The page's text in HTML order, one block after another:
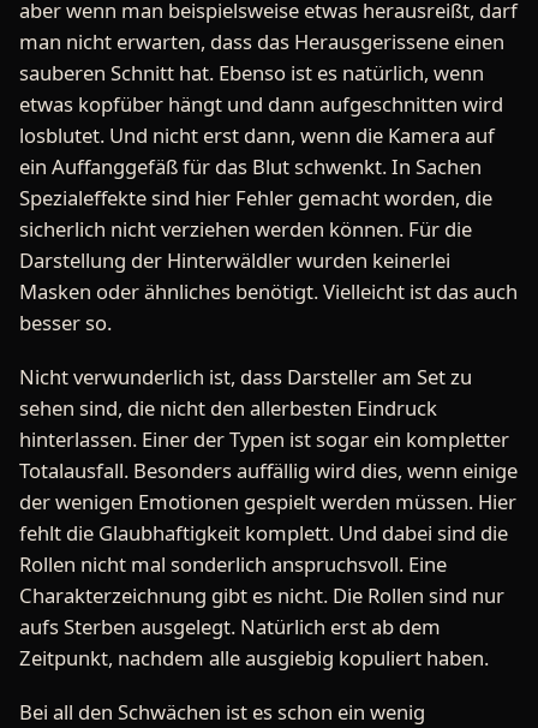
aber wenn man beispielsweise etwas herausreißt, darf
man nicht erwarten, dass das Herausgerissene einen
sauberen Schnitt hat. Ebenso ist es natürlich, wenn
etwas kopfüber hängt und dann aufgeschnitten wird
losblutet. Und nicht erst dann, wenn die Kamera auf
ein Auffanggefäß für das Blut schwenkt. In Sachen
Spezialeffekte sind hier Fehler gemacht worden, die
sicherlich nicht verziehen werden können. Für die
Darstellung der Hinterwäldler wurden keinerlei
Masken oder ähnliches benötigt. Vielleicht ist das auch
besser so.
Nicht verwunderlich ist, dass Darsteller am Set zu
sehen sind, die nicht den allerbesten Eindruck
hinterlassen. Einer der Typen ist sogar ein kompletter
Totalausfall. Besonders auffällig wird dies, wenn einige
der wenigen Emotionen gespielt werden müssen. Hier
fehlt die Glaubhaftigkeit komplett. Und dabei sind die
Rollen nicht mal sonderlich anspruchsvoll. Eine
Charakterzeichnung gibt es nicht. Die Rollen sind nur
aufs Sterben ausgelegt. Natürlich erst ab dem
Zeitpunkt, nachdem alle ausgiebig kopuliert haben.
Bei all den Schwächen ist es schon ein wenig